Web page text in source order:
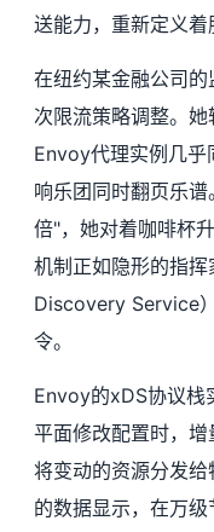
送能力，重新定义着
在纽约某金融公司
次限流策略调整。
Envoy代理实例几乎
响乐团同时翻页乐
倍"，她对着咖啡杯
机制正如隐形的指
Discovery Service
令。
Envoy的xDS协议栈
平面修改配置时，
将变动的资源分发
的数据显示，在万